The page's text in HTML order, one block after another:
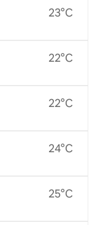
23°C
22°C
22°C
24°C
25°C